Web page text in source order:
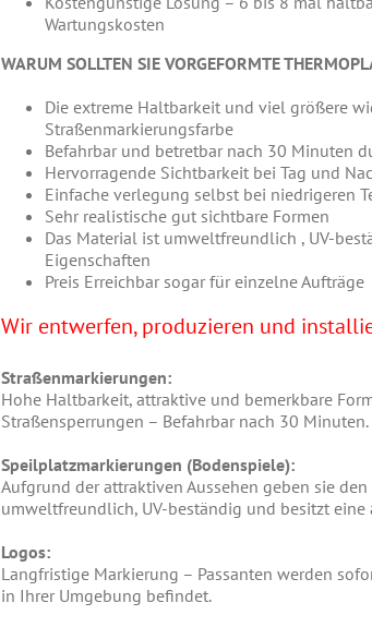
Wartungskosten
WARUM SOLLTEN SIE VORGEFORMTE
Die extreme Haltbarkeit und viel größere
Straßenmarkierungsfarbe
Befahrbar und betretbar nach 30 Minuten
Hervorragende Sichtbarkeit bei Tag und
Einfache verlegung selbst bei niedrigeren
Sehr realistische gut sichtbare Formen
Das Material ist umweltfreundlich , UV-
Eigenschaften
Preis Erreichbar sogar für einzelne Aufträge
Wir entwerfen, produzieren und
Straßenmarkierungen:
Hohe Haltbarkeit, attraktive und bemerkbare
Straßensperrungen – Befahrbar nach 30 Minuten.
Speilplatzmarkierungen (Bodenspiele):
Aufgrund der attraktiven Aussehen geben sie
umweltfreundlich, UV-beständig und besitzt
Logos:
Langfristige Markierung – Passanten werden
in Ihrer Umgebung befindet.